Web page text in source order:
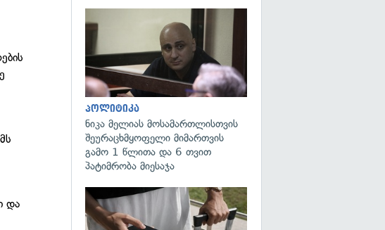
და
პოლიტიკა
ნიკა მელიას მოსამართლისთვის
შეურაცხმყოფელი მიმართვის
გამო 1 წლითა და 6 თვით
პატიმრობა მიესაჯა